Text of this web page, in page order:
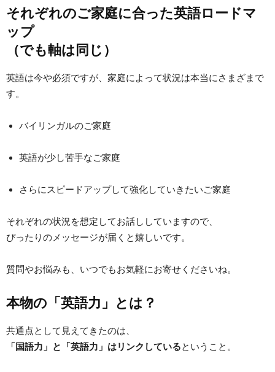
それぞれのご家庭に合った英語ロードマ
ップ
（でも軸は同じ）
英語は今や必須ですが、家庭によって状況は本当にさまざまで
す。
バイリンガルのご家庭
英語が少し苦手なご家庭
さらにスピードアップして強化していきたいご家庭
それぞれの状況を想定してお話ししていますので、
ぴったりのメッセージが届くと嬉しいです。
質問やお悩みも、いつでもお気軽にお寄せくださいね。
本物の「英語力」とは？
共通点として見えてきたのは、
「国語力」と「英語力」はリンクしているということ。